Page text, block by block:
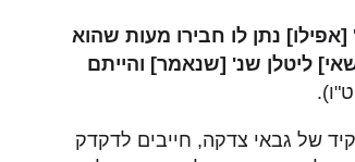
נתן לו חבירו מעות שהוא
ליטלן שנ' [שנאמר] והייתם
של גבאי צדקה, חייבים לדקדק